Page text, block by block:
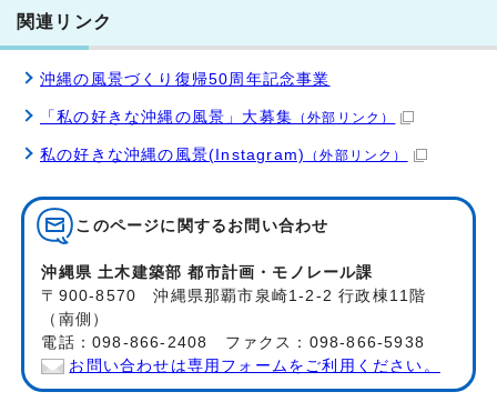
関連リンク
沖縄の風景づくり復帰50周年記念事業
「私の好きな沖縄の風景」大募集 （外部リンク）
私の好きな沖縄の風景(Instagram) （外部リンク）
このページに関する お問い合わせ
沖縄県 土木建築部 都市計画・モノレール課
〒900-8570 沖縄県那覇市泉崎1-2-2 行政棟11階
（南側）
電話：098-866-2408 ファクス：098-866-5938
お問い合わせは専用フォームをご利用ください。